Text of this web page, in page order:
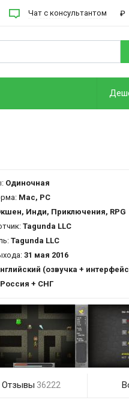
Чат с консультантом ₽
Одиночная
Mac, PC
Инди, Приключения, RPG
Tagunda LLC
Tagunda LLC
31 мая 2016
(озвучка +
Россия + СНГ
Отзывы 36222